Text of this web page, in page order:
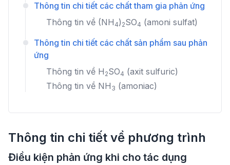
Thông tin chi tiết các chất tham gia phản ứng
Thông tin về (NH 4) 2SO4 (amoni sulfat)
Thông tin chi tiết các chất sản phẩm sau phản
ứng
Thông tin về H 2SO4 (axit sulfuric)
Thông tin về NH 3 (amoniac)
Thông tin chi tiết về phương trình
Điều kiện phản ứng khi cho tác dụng